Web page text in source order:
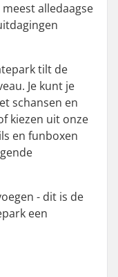
alledaagse
tilt de
Je kunt je
schansen en
kiezen uit onze
en funboxen
- dit is de
een